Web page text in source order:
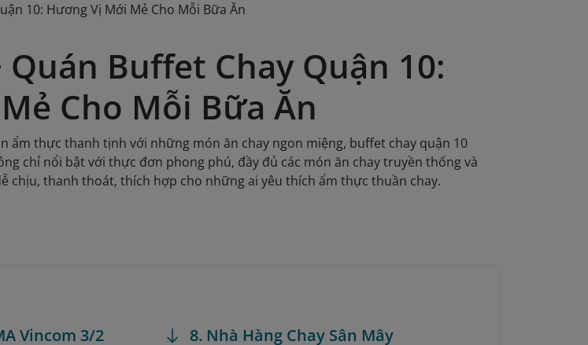
10: Hương Vị Mới Mẻ Cho Mỗi Bữa Ăn
Quán Buffet Chay Quận 10:
Cho Mỗi Bữa Ăn
ẩm thực thanh tịnh với những món ăn chay ngon miệng, buffet chay quận 10
chỉ nổi bật với thực đơn phong phú, đầy đủ các món ăn chay truyền thống và
chịu, thanh thoát, thích hợp cho những ai yêu thích ẩm thực thuần chay.
Vincom 3/2
8. Nhà Hàng Chay Sân Mây